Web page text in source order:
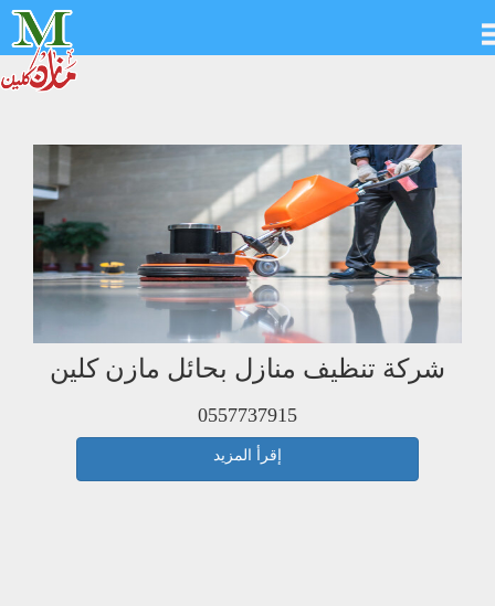
شركة تنظيف منازل بحائل مازن كلين
0557737915
إقرأ المزيد